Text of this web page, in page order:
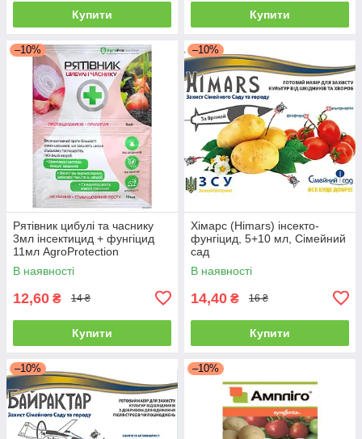
Купити Купити
–10%
Рятівник цибулі та часнику
3мл інсектицид + фунгіцид
11мл AgroProtection
В наявності
12,60 ₴ 14 ₴
Купити
–10%
Хімарс (Himars) інсекто-
фунгіцид, 5+10 мл, Сімейний
сад
В наявності
14,40 ₴ 16 ₴
Купити
–10% –10%